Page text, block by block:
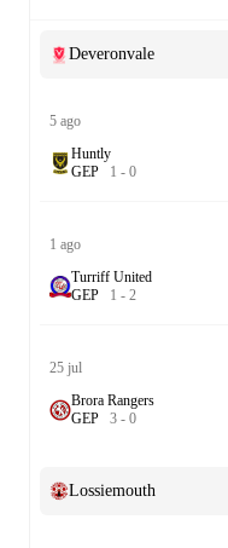
Deveronvale
5 ago
Huntly
GEP 1 - 0
1 ago
Turriff United
GEP 1 - 2
25 jul
Brora Rangers
GEP 3 - 0
Lossiemouth